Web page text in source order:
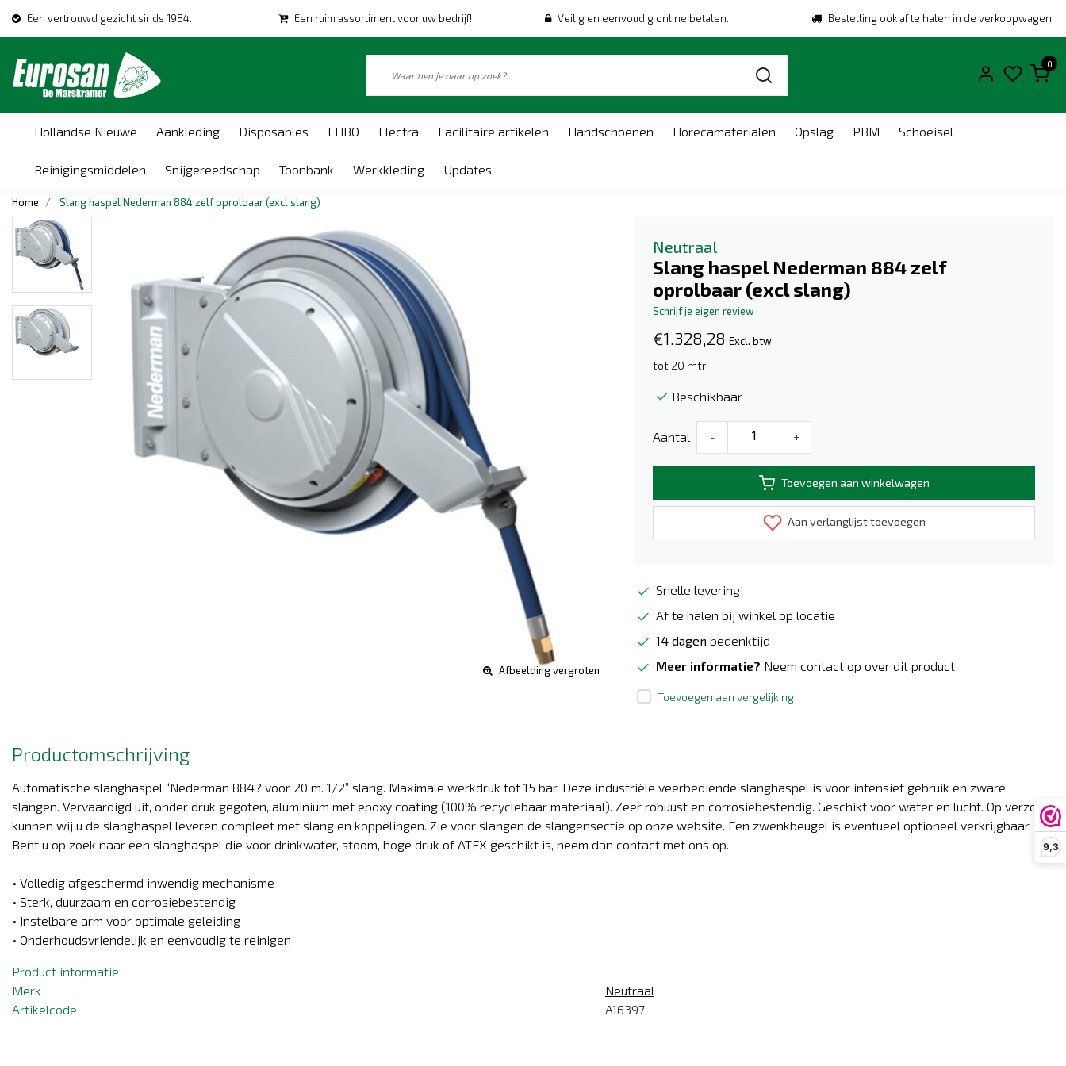
9,3
Een vertrouwd gezicht sinds 1984. Een ruim assortiment voor uw bedrijf! Veilig en eenvoudig online betalen. Bestelling ook af te halen in de verkoopwagen!
0
Hollandse Nieuwe Aankleding Disposables EHBO Electra Facilitaire artikelen Handschoenen Horecamaterialen Opslag PBM Schoeisel
Reinigingsmiddelen Snijgereedschap Toonbank Werkkleding Updates
Home Slang haspel Nederman 884 zelf oprolbaar (excl slang)
Afbeelding vergroten
Neutraal
Slang haspel Nederman 884 zelf
oprolbaar (excl slang)
Schrijf je eigen review
€1.328,28 Excl. btw
tot 20 mtr
Beschikbaar
Aantal - +
Toevoegen aan winkelwagen
Aan verlanglijst toevoegen
Snelle levering!
Af te halen bij winkel op locatie
14 dagen bedenktijd
Meer informatie? Neem contact op over dit product
Toevoegen aan vergelijking
Productomschrijving
Automatische slanghaspel “Nederman 884? voor 20 m. 1/2” slang. Maximale werkdruk tot 15 bar. Deze industriële veerbediende slanghaspel is voor intensief gebruik en zware
slangen. Vervaardigd uit, onder druk gegoten, aluminium met epoxy coating (100% recyclebaar materiaal). Zeer robuust en corrosiebestendig. Geschikt voor water en lucht. Op verzoek
kunnen wij u de slanghaspel leveren compleet met slang en koppelingen. Zie voor slangen de slangensectie op onze website. Een zwenkbeugel is eventueel optioneel verkrijgbaar.
Bent u op zoek naar een slanghaspel die voor drinkwater, stoom, hoge druk of ATEX geschikt is, neem dan contact met ons op.
• Volledig afgeschermd inwendig mechanisme
• Sterk, duurzaam en corrosiebestendig
• Instelbare arm voor optimale geleiding
• Onderhoudsvriendelijk en eenvoudig te reinigen
Product informatie
Merk
Neutraal
Artikelcode
A16397